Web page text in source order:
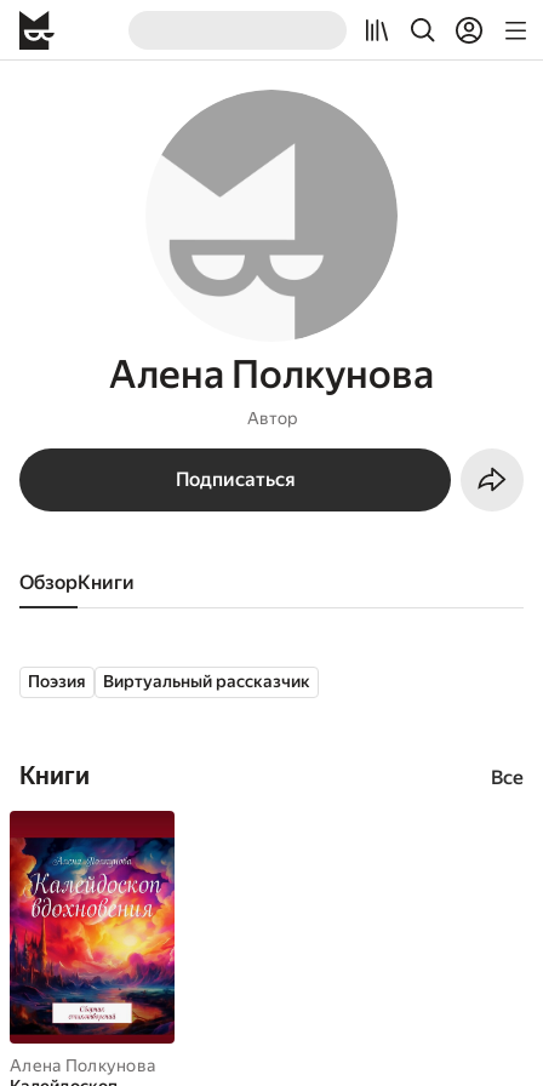
Алена Полкунова
Автор
Подписаться
Обзор книги
Поэзия Виртуальный рассказчик
Книги Все
Алена Полкунова